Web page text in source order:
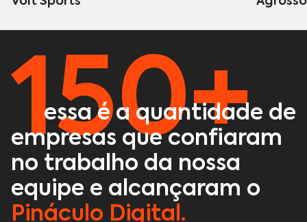
150+
essa é a quantidade de
empresas que confiaram
no trabalho da nossa
equipe e alcançaram o
Pináculo Digital.